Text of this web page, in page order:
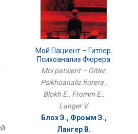
Мой Пациент – Гитлер.
Психоанализ Фюрера
Moi patsient – Gitler.
Psikhoanaliz fiurera ,
Blokh E., Fromm E.,
Langer V.
Блох Э., Фромм Э.,
Лангер В.